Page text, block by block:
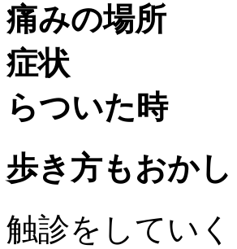
痛みの場所
症状 歩く
らついた時
歩き方もおか
触診をしてい